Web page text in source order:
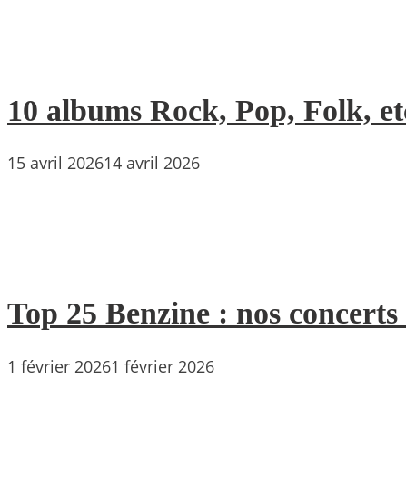
10 albums Rock, Pop, Folk,
15 avril 202614 avril 2026
Top 25 Benzine : nos
1 février 20261 février 2026